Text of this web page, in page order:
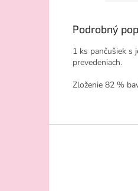
Podrobný
1 ks pančušiek s
prevedeniach.
Zloženie 82 %